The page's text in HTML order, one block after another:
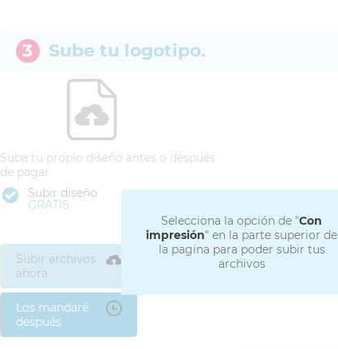
Selecciona la opción de "Con
impresión" en la parte superior de
la pagina para poder subir tus
archivos
3 Sube tu logotipo.
Sube tu propio diseño antes o después
de pagar
Subir diseño
GRATIS
Subir archivos
ahora
Los mandaré
después